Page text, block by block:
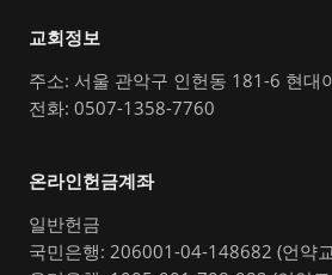
교회정보
주소: 서울 관악구 인헌동 181-6 현대
전화: 0507-1358-7760
온라인헌금계좌
일반헌금
국민은행: 206001-04-148682 (언약